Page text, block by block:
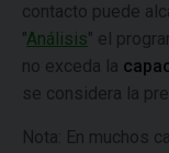
contacto puede
"Análisis" el
no exceda la
se considera la
Nota: En muchos